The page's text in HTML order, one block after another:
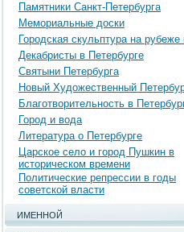
Памятники Санкт-Петербурга
Мемориальные доски
Городская скульптура на рубеже
Декабристы в Петербурге
Святыни Петербурга
Новый Художественный
Благотворительность в
Город и вода
Литература о Петербурге
Царское село и город Пушкин в
историческом времени
Политические репрессии в годы
советской власти
ИМЕННОЙ